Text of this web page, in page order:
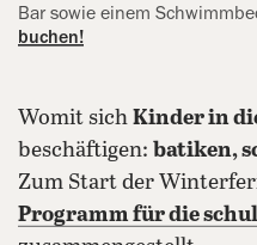
Bar sowie einem
buchen!
Womit sich Kinder in
beschäftigen: batiken,
Zum Start der
Programm für die